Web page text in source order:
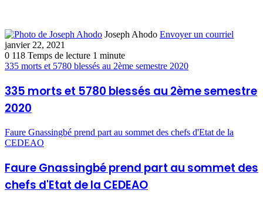
Joseph Ahodo Envoyer un courriel
janvier 22, 2021
0 118 Temps de lecture 1 minute
335 morts et 5780 blessés au 2ème semestre 2020
335 morts et 5780 blessés au 2ème semestre
2020
Faure Gnassingbé prend part au sommet des chefs d'Etat de la
CEDEAO
Faure Gnassingbé prend part au sommet des
chefs d'Etat de la CEDEAO